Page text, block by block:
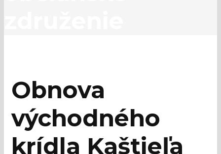
Obnova
východného
krídla Kaštieľa